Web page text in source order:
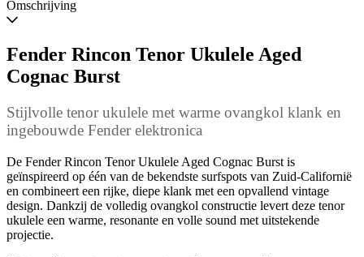
Omschrijving
Fender Rincon Tenor Ukulele Aged
Cognac Burst
Stijlvolle tenor ukulele met warme ovangkol klank en
ingebouwde Fender elektronica
De Fender Rincon Tenor Ukulele Aged Cognac Burst is
geïnspireerd op één van de bekendste surfspots van Zuid-Californië
en combineert een rijke, diepe klank met een opvallend vintage
design. Dankzij de volledig ovangkol constructie levert deze tenor
ukulele een warme, resonante en volle sound met uitstekende
projectie.